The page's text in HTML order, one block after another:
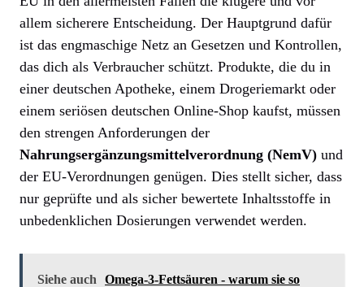
allem sicherere Entscheidung. Der Hauptgrund dafür
ist das engmaschige Netz an Gesetzen und Kontrollen,
das dich als Verbraucher schützt. Produkte, die du in
einer deutschen Apotheke, einem Drogeriemarkt oder
einem seriösen deutschen Online-Shop kaufst, müssen
den strengen Anforderungen der
Nahrungsergänzungsmittelverordnung (NemV) und
der EU-Verordnungen genügen. Dies stellt sicher, dass
nur geprüfte und als sicher bewertete Inhaltsstoffe in
unbedenklichen Dosierungen verwendet werden.
Siehe auch
Omega-3-Fettsäuren - warum sie so